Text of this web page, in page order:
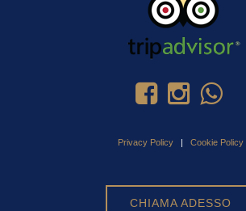
Privacy Policy | Cookie Policy
CHIAMA ADESSO